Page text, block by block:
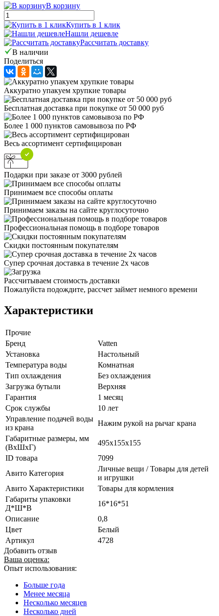
В корзину
Купить в 1 клик
Нашли дешевле
Рассчитать доставку
В наличии
Поделиться
Аккуратно упакуем хрупкие товары
Бесплатная доставка при покупке от 50 000 руб
Более 1 000 пунктов самовывоза по РФ
Весь ассортимент сертифицирован
Подарки при заказе от 3000 рублей
Принимаем все способы оплаты
Принимаем заказы на сайте круглосуточно
Профессиональная помощь в подборе товаров
Скидки постоянным покупателям
Супер срочная доставка в течение 2х часов
Рассчитываем стоимость доставки
Пожалуйста подождите, рассчет займет немного времени
Характеристики
Прочие
Бренд
Vatten
Установка
Настольный
Температура воды
Комнатная
Тип охлаждения
Без охлаждения
Загрузка бутыли
Верхняя
Гарантия
1 месяц
Срок службы
10 лет
Управление подачей воды
из крана
Нажим рукой на рычаг крана
Габаритные размеры, мм
(ВxШxГ)
495x155x155
ID товара
7099
Авито Категория
Личные вещи / Товары для детей
и игрушки
Авито Характеристики
Товары для кормления
Габариты упаковки
Д*Ш*В
16*16*51
Описание
0,8
Цвет
Белый
Артикул
4728
Добавить отзыв
Ваша оценка:
Опыт использования:
Больше года
Менее месяца
Несколько месяцев
Несколько дней